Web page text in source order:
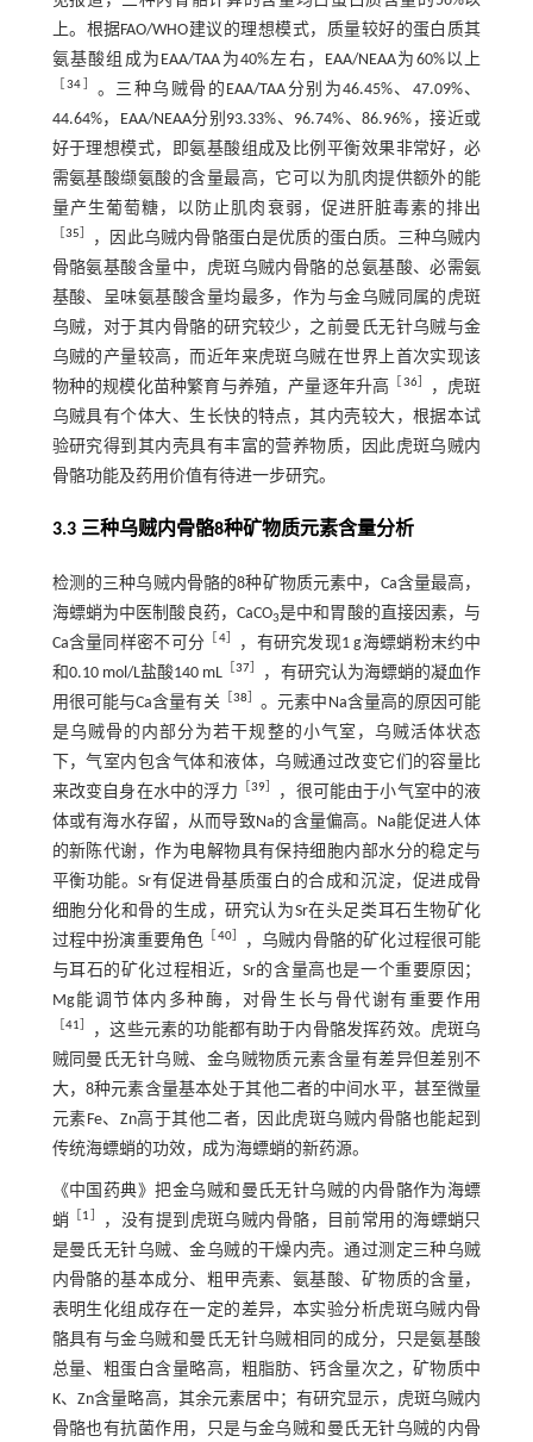
上。根据FAO/WHO建议的理想模式，质量较好的蛋白质其
氨基酸组成为EAA/TAA为40%左右，EAA/NEAA为60%以上
［34
。三种乌贼骨的EAA/TAA分别为46.45%、47.09%、
44.64%，EAA/NEAA分别93.33%、96.74%、86.96%，接近或
好于理想模式，即氨基酸组成及比例平衡效果非常好，必
需氨基酸缬氨酸的含量最高，它可以为肌肉提供额外的能
量产生葡萄糖，以防止肌肉衰弱，促进肝脏毒素的排出
35
，因此乌贼内骨骼蛋白是优质的蛋白质。三种乌贼内
骨骼氨基酸含量中，虎斑乌贼内骨骼的总氨基酸、必需氨
基酸、呈味氨基酸含量均最多，作为与金乌贼同属的虎斑
乌贼，对于其内骨骼的研究较少，之前曼氏无针乌贼与金
乌贼的产量较高，而近年来虎斑乌贼在世界上首次实现该
物种的规模化苗种繁育与养殖，产量逐年升高
36］
，虎斑
乌贼具有个体大、生长快的特点，其内壳较大，根据本试
验研究得到其内壳具有丰富的营养物质，因此虎斑乌贼内
骨骼功能及药用价值有待进一步研究。
3.3 三种乌贼内骨骼8种矿物质元素含量分析
检测的三种乌贼内骨骼的8种矿物质元素中，Ca含量最高，
海螵蛸为中医制酸良药，CaCO3是中和胃酸的直接因素，与
Ca含量同样密不可分
4］
，有研究发现1 g海螵蛸粉末约中
和0.10 mol/L盐酸140 mL ［37
，有研究认为海螵蛸的凝血作
用很可能与Ca含量有关
38
。元素中Na含量高的原因可能
是乌贼骨的内部分为若干规整的小气室，乌贼活体状态
下，气室内包含气体和液体，乌贼通过改变它们的容量比
来改变自身在水中的浮力
39］
，很可能由于小气室中的液
体或有海水存留，从而导致Na的含量偏高。Na能促进人体
的新陈代谢，作为电解物具有保持细胞内部水分的稳定与
平衡功能。Sr有促进骨基质蛋白的合成和沉淀，促进成骨
细胞分化和骨的生成，研究认为Sr在头足类耳石生物矿化
过程中扮演重要角色
40］
，乌贼内骨骼的矿化过程很可能
与耳石的矿化过程相近，Sr的含量高也是一个重要原因；
Mg能调节体内多种酶，对骨生长与骨代谢有重要作用
41
，这些元素的功能都有助于内骨骼发挥药效。虎斑乌
贼同曼氏无针乌贼、金乌贼物质元素含量有差异但差别不
大，8种元素含量基本处于其他二者的中间水平，甚至微量
元素Fe、Zn高于其他二者，因此虎斑乌贼内骨骼也能起到
传统海螵蛸的功效，成为海螵蛸的新药源。
《中国药典》把金乌贼和曼氏无针乌贼的内骨骼作为海螵
蛸
1
，没有提到虎斑乌贼内骨骼，目前常用的海螵蛸只
是曼氏无针乌贼、金乌贼的干燥内壳。通过测定三种乌贼
内骨骼的基本成分、粗甲壳素、氨基酸、矿物质的含量，
表明生化组成存在一定的差异，本实验分析虎斑乌贼内骨
骼具有与金乌贼和曼氏无针乌贼相同的成分，只是氨基酸
总量、粗蛋白含量略高，粗脂肪、钙含量次之，矿物质中
K、Zn含量略高，其余元素居中；有研究显示，虎斑乌贼内
骨骼也有抗菌作用，只是与金乌贼和曼氏无针乌贼的内骨